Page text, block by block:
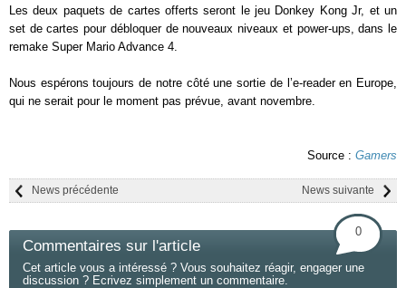
Les deux paquets de cartes offerts seront le jeu Donkey Kong Jr, et un
set de cartes pour débloquer de nouveaux niveaux et power-ups, dans le
remake Super Mario Advance 4.
Nous espérons toujours de notre côté une sortie de l’e-reader en Europe,
qui ne serait pour le moment pas prévue, avant novembre.
Source : Gamers
News suivante
News précédente
Commentaires sur l'article
0
Cet article vous a intéressé ? Vous souhaitez réagir, engager une
discussion ? Ecrivez simplement un commentaire.